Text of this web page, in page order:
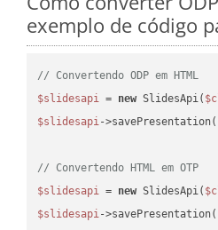
exemplo de código
// Convertendo ODP em HTML
$slidesapi = new SlidesApi(
$slidesapi-
// Convertendo HTML em OTP
$slidesapi = new SlidesApi(
$slidesapi-